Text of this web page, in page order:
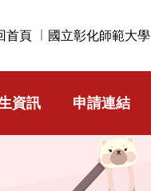
首頁 國立彰化師範大學
資訊 申請連結